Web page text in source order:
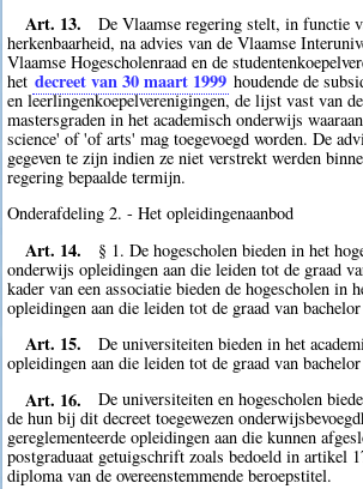
Art. 13.
De Vlaamse regering stelt, in functie
herkenbaarheid, na advies van de Vlaamse
Vlaamse Hogescholenraad en de
het decreet van 30 maart 1999 houdende de
en leerlingenkoepelverenigingen, de lijst vast van
mastersgraden in het academisch onderwijs
science' of 'of arts' mag toegevoegd worden. De
gegeven te zijn indien ze niet verstrekt werden
regering bepaalde termijn.
Onderafdeling 2. - Het opleidingenaanbod
Art. 14.
§ 1. De hogescholen bieden in het
onderwijs opleidingen aan die leiden tot de graad
kader van een associatie bieden de hogescholen in
opleidingen aan die leiden tot de graad van
Art. 15.
De universiteiten bieden in het
opleidingen aan die leiden tot de graad van
Art. 16.
De universiteiten en hogescholen
de hun bij dit decreet toegewezen
gereglementeerde opleidingen aan die kunnen
postgraduaat getuigschrift zoals bedoeld in artikel
diploma van de overeenstemmende beroepstitel.